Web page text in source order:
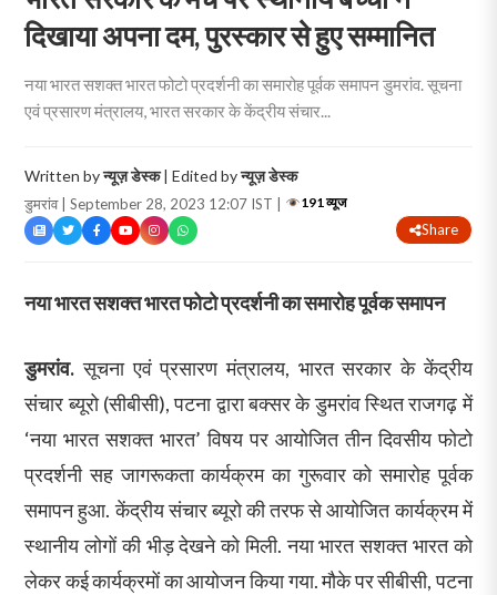
दिखाया अपना दम, पुरस्कार से हुए सम्मानित
नया भारत सशक्त भारत फोटो प्रदर्शनी का समारोह पूर्वक समापन डुमरांव. सूचना
एवं प्रसारण मंत्रालय, भारत सरकार के केंद्रीय संचार...
Written byन्यूज़ डेस्क| Edited byन्यूज़ डेस्क
डुमरांव | September 28, 2023 12:07 IST | 191 व्यूज
Share
नया भारत सशक्त भारत फोटो प्रदर्शनी का समारोह पूर्वक समापन
डुमरांव. सूचना एवं प्रसारण मंत्रालय, भारत सरकार के केंद्रीय
संचार ब्यूरो (सीबीसी), पटना द्वारा बक्सर के डुमरांव स्थित राजगढ़ में
‘नया भारत सशक्त भारत’ विषय पर आयोजित तीन दिवसीय फोटो
प्रदर्शनी सह जागरूकता कार्यक्रम का गुरूवार को समारोह पूर्वक
समापन हुआ. केंद्रीय संचार ब्यूरो की तरफ से आयोजित कार्यक्रम में
स्थानीय लोगों की भीड़ देखने को मिली. नया भारत सशक्त भारत को
लेकर कई कार्यक्रमों का आयोजन किया गया. मौके पर सीबीसी, पटना